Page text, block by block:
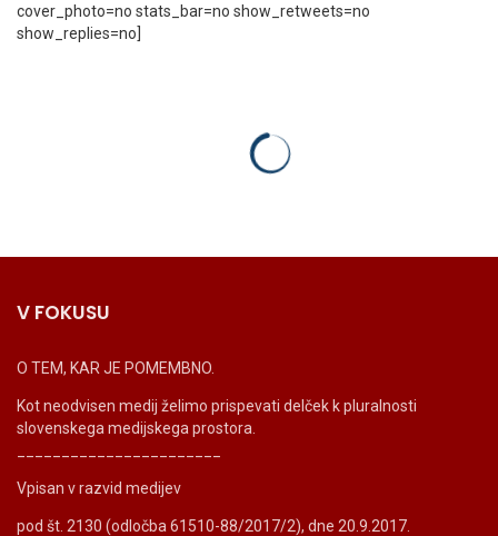
cover_photo=no stats_bar=no show_retweets=no
show_replies=no]
V FOKUSU
O TEM, KAR JE POMEMBNO.
Kot neodvisen medij želimo prispevati delček k pluralnosti
slovenskega medijskega prostora.
Vpisan v razvid medijev
pod št. 2130 (odločba 61510-88/2017/2), dne 20.9.2017.